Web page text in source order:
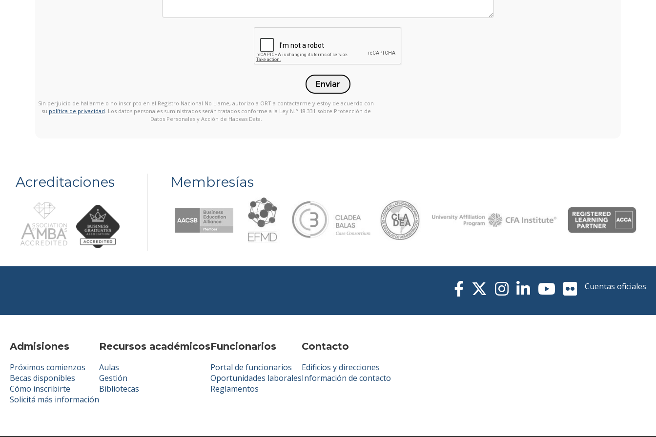
Enviar
Sin perjuicio de hallarme o no inscripto en el Registro Nacional No Llame, autorizo a ORT a contactarme y estoy de acuerdo con
su política de privacidad . Los datos personales suministrados serán tratados conforme a la Ley N.° 18.331 sobre Protección de
Datos Personales y Acción de Habeas Data.
Acreditaciones Membresías
Admisiones
Próximos comienzos
Becas disponibles
Cómo inscribirte
Solicitá más información
Recursos académicos
Aulas
Gestión
Bibliotecas
Funcionarios
Portal de funcionarios
Oportunidades laborales
Reglamentos
Contacto
Edificios y direcciones
Información de contacto
Cuentas oficiales